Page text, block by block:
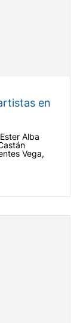
en
Alba
Vega,